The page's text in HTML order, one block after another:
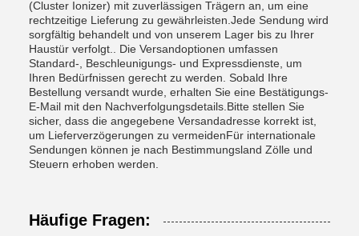
(Cluster Ionizer) mit zuverlässigen Trägern an, um eine
rechtzeitige Lieferung zu gewährleisten.Jede Sendung wird
sorgfältig behandelt und von unserem Lager bis zu Ihrer
Haustür verfolgt.. Die Versandoptionen umfassen
Standard-, Beschleunigungs- und Expressdienste, um
Ihren Bedürfnissen gerecht zu werden. Sobald Ihre
Bestellung versandt wurde, erhalten Sie eine Bestätigungs-
E-Mail mit den Nachverfolgungsdetails.Bitte stellen Sie
sicher, dass die angegebene Versandadresse korrekt ist,
um Lieferverzögerungen zu vermeidenFür internationale
Sendungen können je nach Bestimmungsland Zölle und
Steuern erhoben werden.
Häufige Fragen: